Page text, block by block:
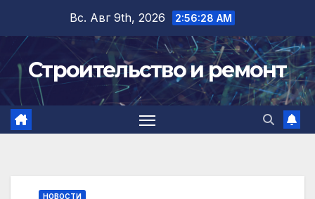
содержимому
Вс. Авг 9th, 2026 2:56:28 AM
Строительство и ремонт
НОВОСТИ